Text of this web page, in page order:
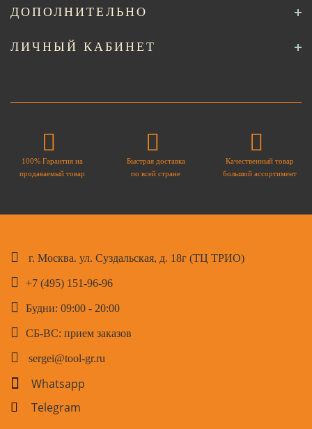
ДОПОЛНИТЕЛЬНО
ЛИЧНЫЙ КАБИНЕТ
100% Гарантия на
продаваемый товар
Быстрая доставка
по всей стране
Качественный товар
большой ассортимент
г. Москва. ул. Суздальская, д. 18г (ТЦ ТРИО)
+7 (495) 151-96-96
Будни: 09:00 - 20:00
СБ-ВС: прием заказов
sergei@tool-gr.ru
Whatsapp
Telegram